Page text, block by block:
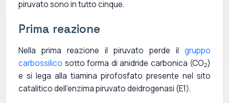
piruvato sono in tutto cinque.
Prima reazione
Nella prima reazione il piruvato perde il gruppo
carbossilico sotto forma di anidride carbonica (CO2)
e si lega alla tiamina pirofosfato presente nel sito
catalitico dell'enzima piruvato deidrogenasi (E1).